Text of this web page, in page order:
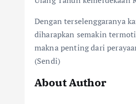
Dengan terselenggaranya
diharapkan semakin
makna penting dari
(Sendi)
About Author